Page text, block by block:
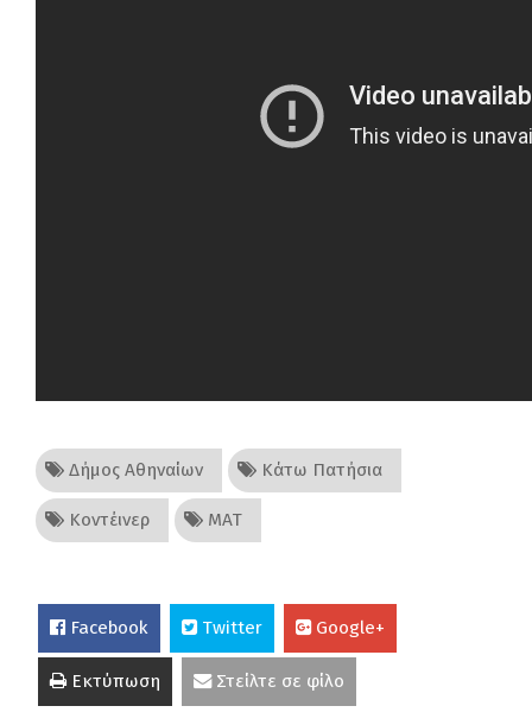
Δήμος Αθηναίων Κάτω Πατήσια
Κοντέινερ ΜΑΤ
Facebook Twitter Google+
Εκτύπωση Στείλτε σε φίλο